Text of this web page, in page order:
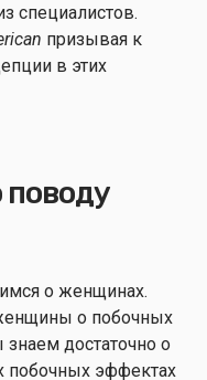
специалистов.
призывая к
в этих
о женщинах.
о побочных
достаточно о
побочных эффектах